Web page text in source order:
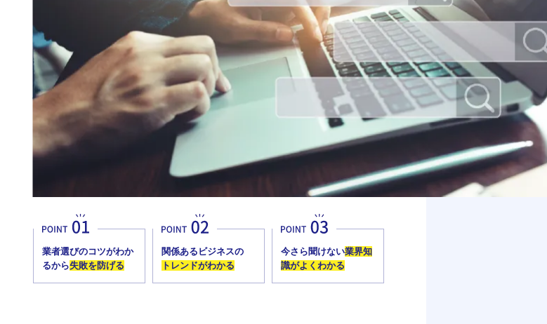
業者選びのコツがわか
るから失敗を防げる
関係あるビジネスの
トレンドがわかる
今さら聞けない業界知
識がよくわかる